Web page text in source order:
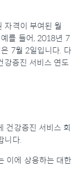
격이 부여된 월
를 들어, 2018년 7
7월 2일입니다. 다
강증진 서비스 연도
건강증진 서비스 회
니다.
이에 상응하는 대한